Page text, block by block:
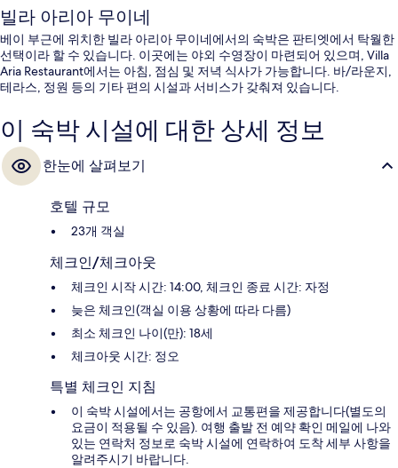
빌라 아리아 무이네
베이 부근에 위치한 빌라 아리아 무이네에서의 숙박은 판티엣에서 탁월한
선택이라 할 수 있습니다. 이곳에는 야외 수영장이 마련되어 있으며, Villa
Aria Restaurant에서는 아침, 점심 및 저녁 식사가 가능합니다. 바/라운지,
테라스, 정원 등의 기타 편의 시설과 서비스가 갖춰져 있습니다.
이 숙박 시설에 대한 상세 정보
한눈에 살펴보기
호텔 규모
23개 객실
체크인/체크아웃
체크인 시작 시간: 14:00, 체크인 종료 시간: 자정
늦은 체크인(객실 이용 상황에 따라 다름)
최소 체크인 나이(만): 18세
체크아웃 시간: 정오
특별 체크인 지침
이 숙박 시설에서는 공항에서 교통편을 제공합니다(별도의
요금이 적용될 수 있음). 여행 출발 전 예약 확인 메일에 나와
있는 연락처 정보로 숙박 시설에 연락하여 도착 세부 사항을
알려주시기 바랍니다.